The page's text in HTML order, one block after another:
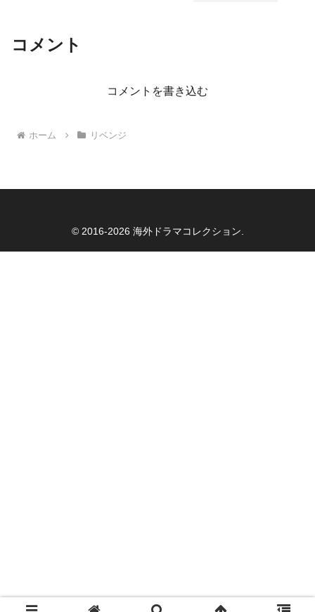
コメント
コメントを書き込む
ホーム リベンジ
© 2016-2026 海外ドラマコレクション.